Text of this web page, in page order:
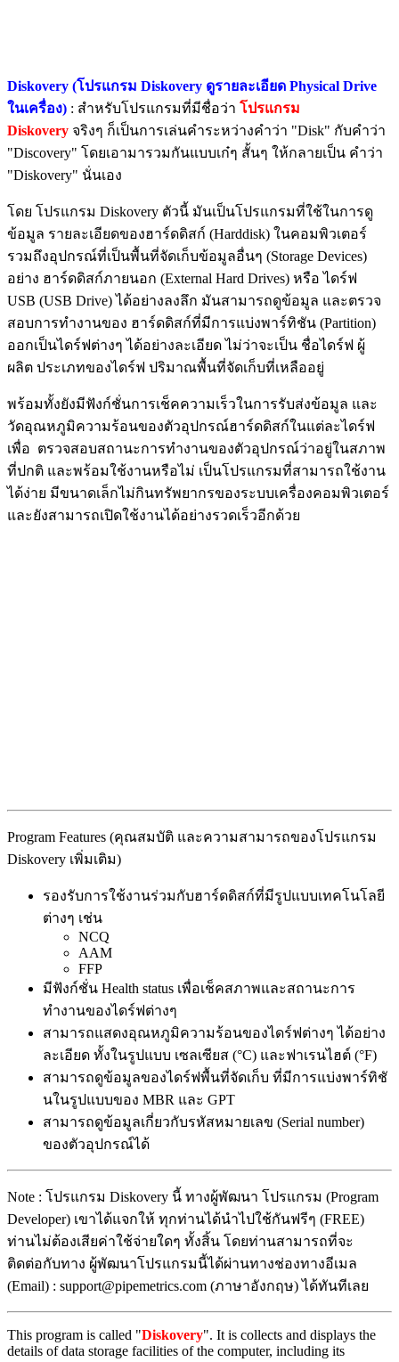
Diskovery (โปรแกรม Diskovery ดูรายละเอียด Physical Drive
ในเครื่อง) : สำหรับโปรแกรมที่มีชื่อว่า โปรแกรม
Diskovery จริงๆ ก็เป็นการเล่นคำระหว่างคำว่า "Disk" กับคำว่า
"Discovery" โดยเอามารวมกันแบบเก๋ๆ สั้นๆ ให้กลายเป็น คำว่า
"Diskovery" นั่นเอง
โดย โปรแกรม Diskovery ตัวนี้ มันเป็นโปรแกรมที่ใช้ในการดู
ข้อมูล รายละเอียดของฮาร์ดดิสก์ (Harddisk) ในคอมพิวเตอร์
รวมถึงอุปกรณ์ที่เป็นพื้นที่จัดเก็บข้อมูลอื่นๆ (Storage Devices)
อย่าง ฮาร์ดดิสก์ภายนอก (External Hard Drives) หรือ ไดร์ฟ
USB (USB Drive) ได้อย่างลงลึก มันสามารถดูข้อมูล และตรวจ
สอบการทำงานของ ฮาร์ดดิสก์ที่มีการแบ่งพาร์ทิชัน (Partition)
ออกเป็นไดร์ฟต่างๆ ได้อย่างละเอียด ไม่ว่าจะเป็น ชื่อไดร์ฟ ผู้
ผลิต ประเภทของไดร์ฟ ปริมาณพื้นที่จัดเก็บที่เหลืออยู่
พร้อมทั้งยังมีฟังก์ชั่นการเช็คความเร็วในการรับส่งข้อมูล และ
วัดอุณหภูมิความร้อนของตัวอุปกรณ์ฮาร์ดดิสก์ในแต่ละไดร์ฟ
เพื่อ ตรวจสอบสถานะการทำงานของตัวอุปกรณ์ว่าอยู่ในสภาพ
ที่ปกติ และพร้อมใช้งานหรือไม่ เป็นโปรแกรมที่สามารถใช้งาน
ได้ง่าย มีขนาดเล็กไม่กินทรัพยากรของระบบเครื่องคอมพิวเตอร์
และยังสามารถเปิดใช้งานได้อย่างรวดเร็วอีกด้วย
Program Features (คุณสมบัติ และความสามารถของโปรแกรม
Diskovery เพิ่มเติม)
รองรับการใช้งานร่วมกับฮาร์ดดิสก์ที่มีรูปแบบเทคโนโลยี
ต่างๆ เช่น
NCQ
AAM
FFP
มีฟังก์ชั่น Health status เพื่อเช็คสภาพและสถานะการ
ทำงานของไดร์ฟต่างๆ
สามารถแสดงอุณหภูมิความร้อนของไดร์ฟต่างๆ ได้อย่าง
ละเอียด ทั้งในรูปแบบ เซลเซียส (°C) และฟาเรนไฮต์ (°F)
สามารถดูข้อมูลของไดร์ฟพื้นที่จัดเก็บ ที่มีการแบ่งพาร์ทิชั
นในรูปแบบของ MBR และ GPT
สามารถดูข้อมูลเกี่ยวกับรหัสหมายเลข (Serial number)
ของตัวอุปกรณ์ได้
Note : โปรแกรม Diskovery นี้ ทางผู้พัฒนา โปรแกรม (Program
Developer) เขาได้แจกให้ ทุกท่านได้นำไปใช้กันฟรีๆ (FREE)
ท่านไม่ต้องเสียค่าใช้จ่ายใดๆ ทั้งสิ้น โดยท่านสามารถที่จะ
ติดต่อกับทาง ผู้พัฒนาโปรแกรมนี้ได้ผ่านทางช่องทางอีเมล
(Email) : support@pipemetrics.com (ภาษาอังกฤษ) ได้ทันทีเลย
This program is called "Diskovery". It is collects and displays the
details of data storage facilities of the computer, including its